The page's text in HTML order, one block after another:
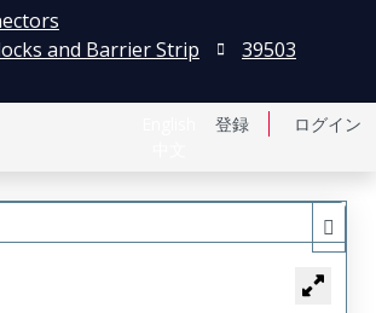
登録 ログイン
and Barrier Strip
39503